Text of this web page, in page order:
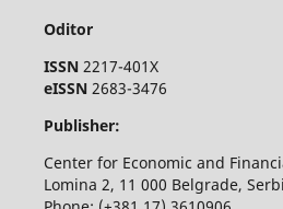
Oditor
ISSN 2217-401X
eISSN 2683-3476
Publisher:
Center for Economic and
Lomina 2, 11 000 Belgrade,